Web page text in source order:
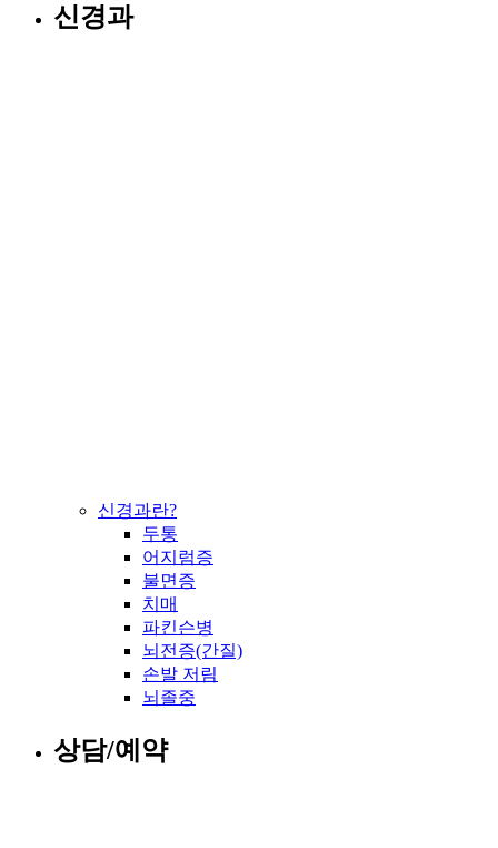
신경과
신경과란?
두통
어지럼증
불면증
치매
파킨슨병
뇌전증(간질)
손발 저림
뇌졸중
상담/예약